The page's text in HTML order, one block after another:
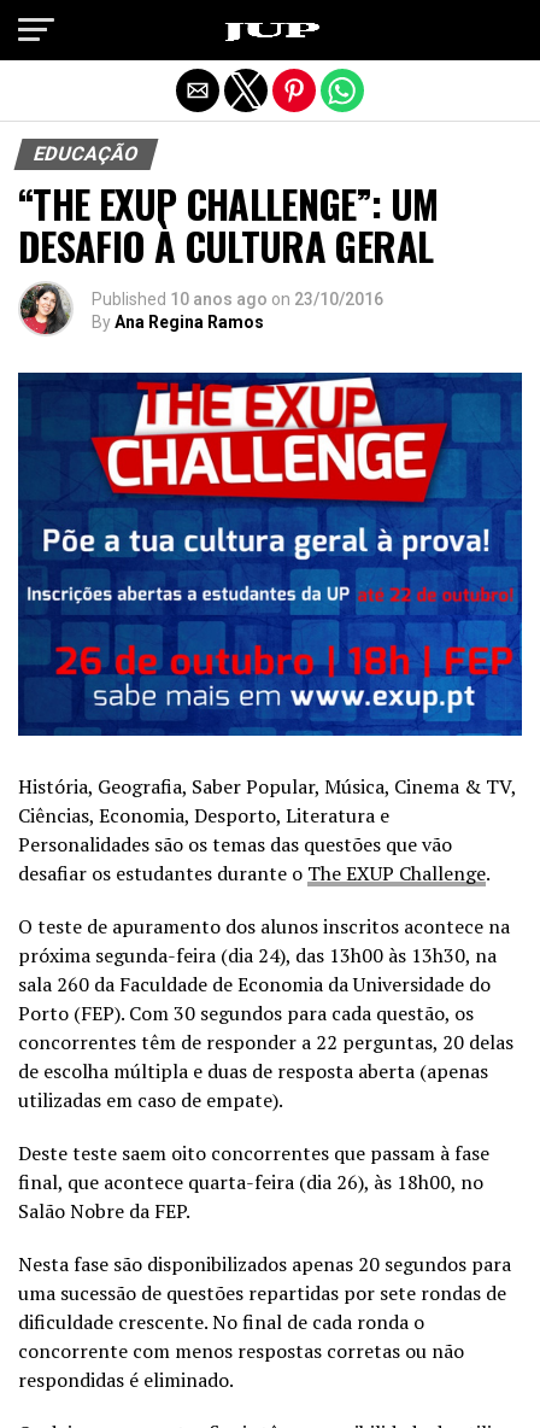
EDUCAÇÃO
“THE EXUP CHALLENGE”: UM
DESAFIO À CULTURA GERAL
Published 10 anos ago on 23/10/2016
ByAna Regina Ramos
História, Geografia, Saber Popular, Música, Cinema & TV,
Ciências, Economia, Desporto, Literatura e
Personalidades são os temas das questões que vão
desafiar os estudantes durante o The EXUP Challenge.
O teste de apuramento dos alunos inscritos acontece na
próxima segunda-feira (dia 24), das 13h00 às 13h30, na
sala 260 da Faculdade de Economia da Universidade do
Porto (FEP). Com 30 segundos para cada questão, os
concorrentes têm de responder a 22 perguntas, 20 delas
de escolha múltipla e duas de resposta aberta (apenas
utilizadas em caso de empate).
Deste teste saem oito concorrentes que passam à fase
final, que acontece quarta-feira (dia 26), às 18h00, no
Salão Nobre da FEP.
Nesta fase são disponibilizados apenas 20 segundos para
uma sucessão de questões repartidas por sete rondas de
dificuldade crescente. No final de cada ronda o
concorrente com menos respostas corretas ou não
respondidas é eliminado.
Exit mobile version